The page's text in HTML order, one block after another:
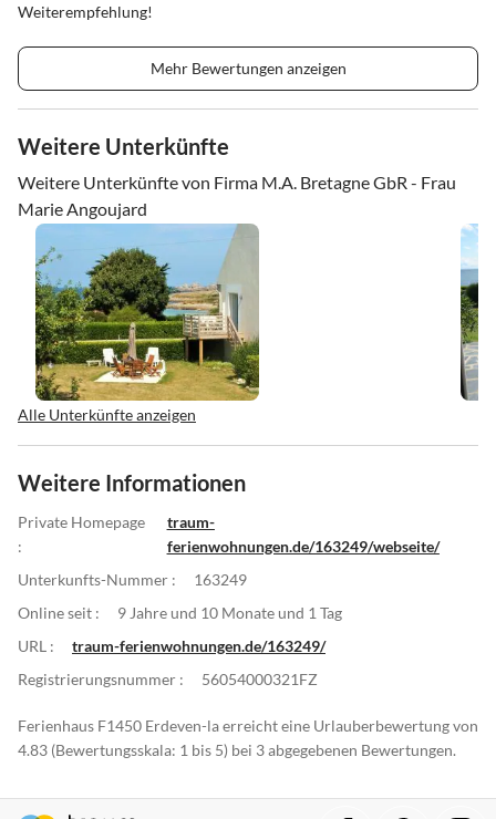
Weiterempfehlung!
Mehr Bewertungen anzeigen
Weitere Unterkünfte
Weitere Unterkünfte von Firma M.A. Bretagne GbR - Frau
Marie Angoujard
Alle Unterkünfte anzeigen
Weitere Informationen
Private Homepage
:
traum-
ferienwohnungen.de/163249/webseite/
Unterkunfts-Nummer :
163249
Online seit :
9 Jahre und 10 Monate und 1 Tag
URL :
traum-ferienwohnungen.de/163249/
Registrierungsnummer :
56054000321FZ
Ferienhaus F1450 Erdeven-la erreicht eine Urlauberbewertung von
4.83 (Bewertungsskala: 1 bis 5) bei 3 abgegebenen Bewertungen.